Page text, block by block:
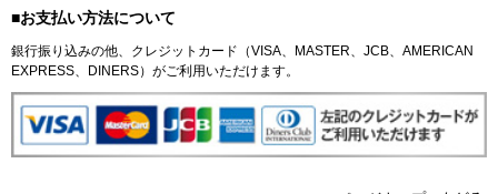
■お支払い方法について
銀行振り込みの他、クレジットカード（VISA、MASTER、JCB、AMERICAN
EXPRESS、DINERS）がご利用いただけます。